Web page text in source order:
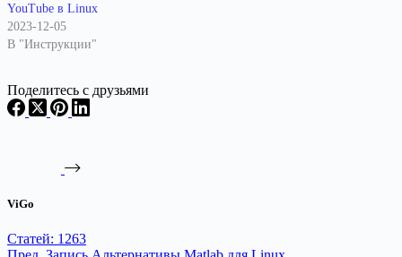
YouTube в Linux
2023-12-05
В "Инструкции"
Поделитесь с друзьями
ViGo
Статей: 1263